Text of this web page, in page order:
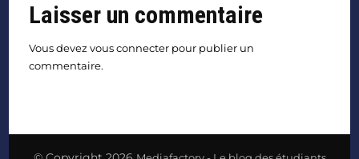
Laisser un commentaire
Vous devezvous connecter pour publier un
commentaire.